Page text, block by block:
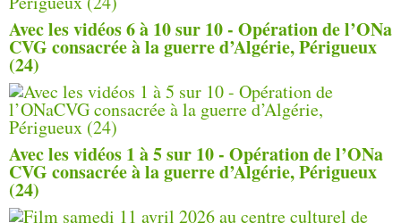
Avec les vidéos 6 à 10 sur 10 - Opération de l’ONa
CVG consacrée à la guerre d’Algérie, Périgueux
(24)
Avec les vidéos 1 à 5 sur 10 - Opération de l’ONa
CVG consacrée à la guerre d’Algérie, Périgueux
(24)